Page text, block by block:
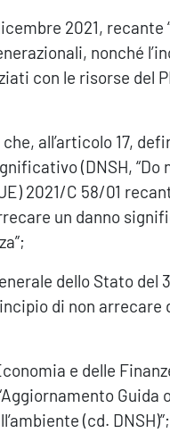
2021, recante
nonché
con le risorse del
all’articolo 17,
(DNSH, “Do
2021/C 58/01
un danno
dello Stato del
di non arrecare
e delle
(cd. DNSH)”;